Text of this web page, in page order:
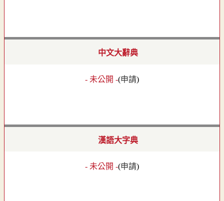
中文大辭典
- 未公開 -(申請)
漢語大字典
- 未公開 -(申請)